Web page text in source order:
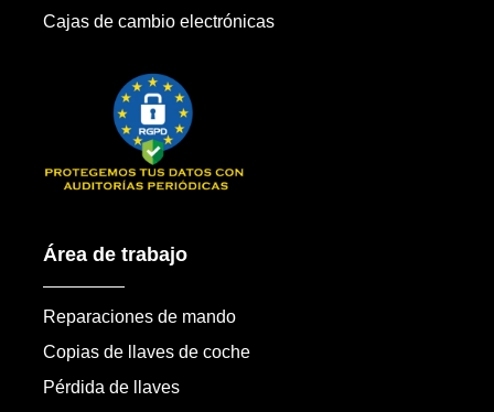
Cajas de cambio electrónicas
Área de trabajo
Reparaciones de mando
Copias de llaves de coche
Pérdida de llaves